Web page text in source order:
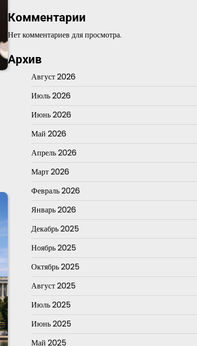
Комментарии
Нет комментариев для просмотра.
Архив
Август 2026
Июль 2026
Июнь 2026
Май 2026
Апрель 2026
Март 2026
Февраль 2026
Январь 2026
Декабрь 2025
Ноябрь 2025
Октябрь 2025
Август 2025
Июль 2025
Июнь 2025
Май 2025